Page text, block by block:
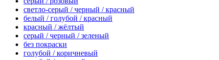
светло-серый / черный / красный
белый / голубой / красный
красный / жёлтый
серый / черный / зеленый
без покраски
голубой / коричневый